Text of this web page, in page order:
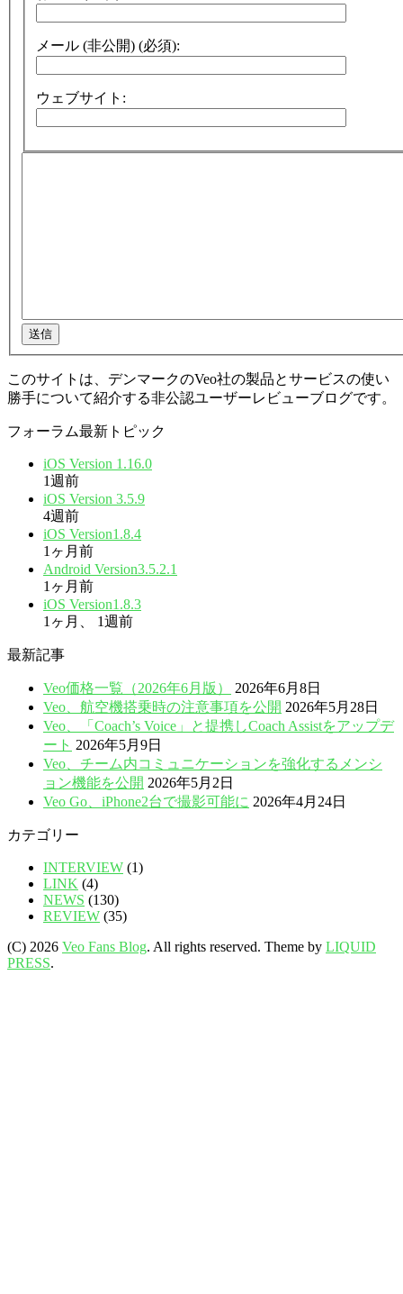
メール (非公開) (必須):
ウェブサイト:
送信
このサイトは、デンマークのVeo社の製品とサービスの使い
勝手について紹介する非公認ユーザーレビューブログです。
フォーラム最新トピック
iOS Version 1.16.0
1週前
iOS Version 3.5.9
4週前
iOS Version1.8.4
1ヶ月前
Android Version3.5.2.1
1ヶ月前
iOS Version1.8.3
1ヶ月、 1週前
最新記事
Veo価格一覧（2026年6月版）
2026年6月8日
Veo、航空機搭乗時の注意事項を公開 2026年5月28日
Veo、「Coach’s Voice」と提携しCoach Assistをアップデ
ート 2026年5月9日
Veo、チーム内コミュニケーションを強化するメンシ
ョン機能を公開 2026年5月2日
Veo Go、iPhone2台で撮影可能に 2026年4月24日
カテゴリー
INTERVIEW (1)
LINK (4)
NEWS (130)
REVIEW (35)
(C) 2026 Veo Fans Blog. All rights reserved. Theme by LIQUID
PRESS.